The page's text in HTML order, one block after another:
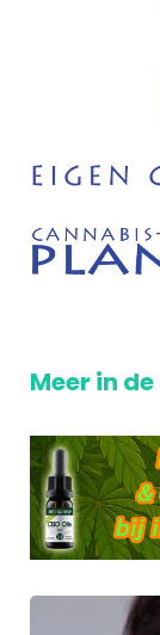
Meer in